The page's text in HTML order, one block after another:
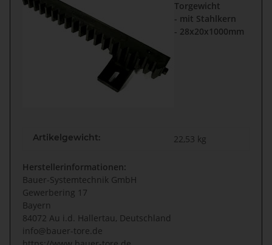
Torgewicht
- mit Stahlkern
- 28x20x1000mm
Artikelgewicht: 22,53 kg
Herstellerinformationen:
Bauer-Systemtechnik GmbH
Gewerbering 17
Bayern
84072 Au i.d. Hallertau, Deutschland
info@bauer-tore.de